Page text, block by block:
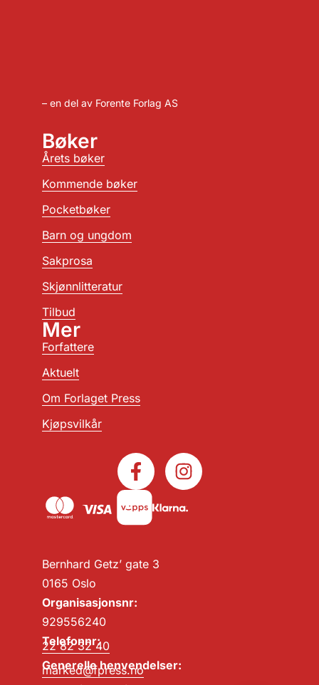
– en del av Forente Forlag AS
Bernhard Getz’ gate 3
0165 Oslo
Organisasjonsnr:
929556240
Telefonnr:
22 82 32 40
Generelle henvendelser:
marked@fpress.no
Bøker
Årets bøker
Kommende bøker
Pocketbøker
Barn og ungdom
Sakprosa
Skjønnlitteratur
Tilbud
Mer
Forfattere
Aktuelt
Om Forlaget Press
Kjøpsvilkår